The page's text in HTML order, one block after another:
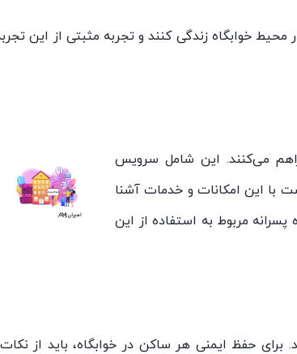
محیط خوابگاه زندگی کنند و تجربه مثبتی از این
می‌کنند. این شامل سرویس
با این امکانات و خدمات آشنا
پسرانه مربوط به استفاده از این
حفظ ایمنی هر ساکن در خوابگاه، باید از نکات